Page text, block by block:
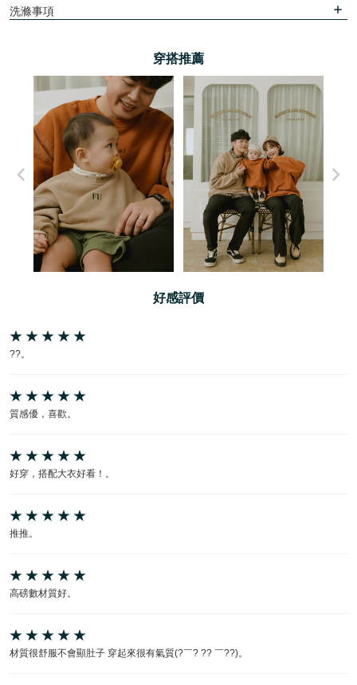
洗滌事項
穿搭推薦
好感評價
??。
質感優，喜歡。
好穿，搭配大衣好看！。
推推。
高磅數材質好。
材質很舒服不會顯肚子 穿起來很有氣質(?￣? ?? ￣??)。